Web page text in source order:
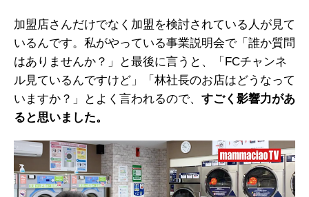
加盟店さんだけでなく加盟を検討されている人が見て
いるんです。私がやっている事業説明会で「誰か質問
はありませんか？」と最後に言うと、「FCチャンネ
ル見ているんですけど」「林社長のお店はどうなって
いますか？」とよく言われるので、 すごく影響力があ
ると思いました。